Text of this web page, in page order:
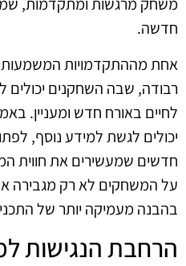
משחק מרגשות ומתקדמות,
חדשה.
אחת מההתקדמויות
רבודה, שבה השחקנים
לחיים באורח חדש ומעניין.
יכולים לגשת למידע נוסף,
חדשים שמעשירים את חווית
על המשחקים לא רק מגבירה
בהבנה מעמיקה יותר של
הרחבת הנגישות